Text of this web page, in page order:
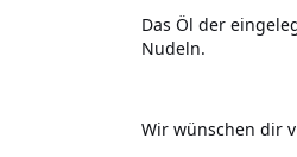
Das Öl der
Nudeln.
Wir wünschen dir